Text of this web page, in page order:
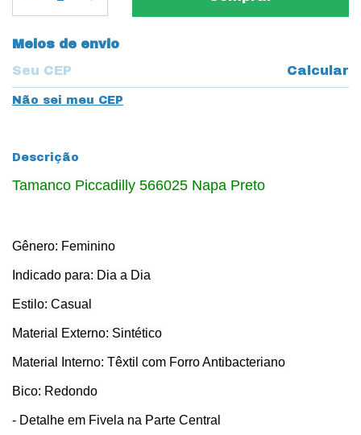
Entregas para o CEP:
Meios de envio
Calcular
Não sei meu CEP
Descrição
Tamanco Piccadilly 566025 Napa Preto
Gênero: Feminino
Indicado para: Dia a Dia
Estilo: Casual
Material Externo: Sintético
Material Interno: Têxtil com Forro Antibacteriano
Bico: Redondo
- Detalhe em Fivela na Parte Central